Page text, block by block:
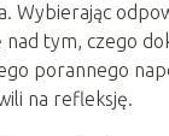
Wybierając
tym, czego
porannego
na refleksję.